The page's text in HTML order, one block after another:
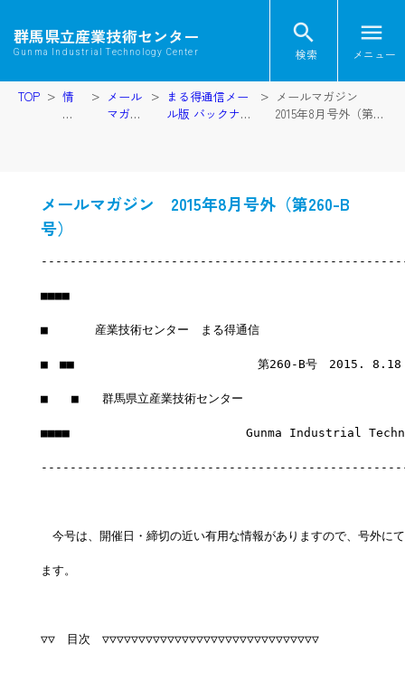
群馬県立産業技術センター
Gunma Industrial Technology Center
search
検索
menu
メニュー
TOP
情
報
メール
マガジ
まる得通信メー
ル版 バックナン
メールマガジン
2015年8月号外（第
メールマガジン 2015年8月号外（第260-B
号）
■■■■
■　　　　産業技術センター　まる得通信
■　■■　　　　　　　　　　　　　　　 第260-B号　2015. 8.18
■　　■　　群馬県立産業技術センター
■■■■　　　　　　　　　　　　　　　Gunma Industrial
今号は、開催日・締切の近い有用な情報がありますので、号外に
ます。
▽▽　目次　▽▽▽▽▽▽▽▽▽▽▽▽▽▽▽▽▽▽▽▽▽▽▽▽▽▽▽▽▽▽